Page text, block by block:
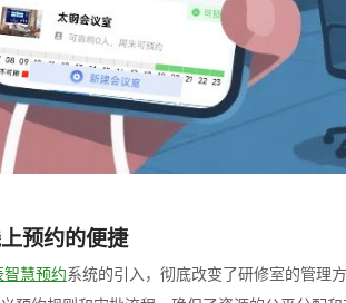
预约的便捷
智慧预约系统的引入，彻底改变了研修室的管理